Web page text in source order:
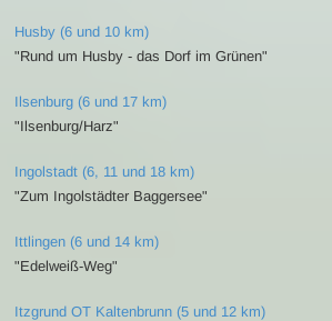
Husby (6 und 10 km)
"Rund um Husby - das Dorf im Grünen"
Ilsenburg (6 und 17 km)
"Ilsenburg/Harz"
Ingolstadt (6, 11 und 18 km)
"Zum Ingolstädter Baggersee"
Ittlingen (6 und 14 km)
"Edelweiß-Weg"
Itzgrund OT Kaltenbrunn (5 und 12 km)